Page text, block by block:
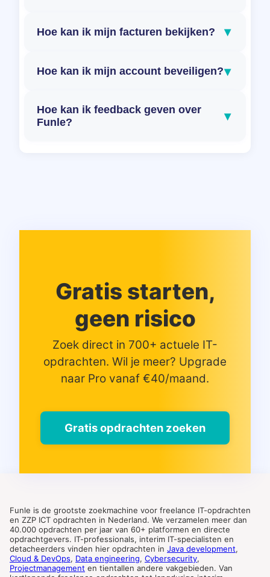
Hoe kan ik mijn facturen bekijken? ▾
Hoe kan ik mijn account beveiligen?▾
Hoe kan ik feedback geven over
Funle?
▾
Gratis starten,
geen risico
Zoek direct in 700+ actuele IT-
opdrachten. Wil je meer? Upgrade
naar Pro vanaf €40/maand.
Gratis opdrachten zoeken
Funle is de grootste zoekmachine voor freelance IT-opdrachten
en ZZP ICT opdrachten in Nederland. We verzamelen meer dan
40.000 opdrachten per jaar van 60+ platformen en directe
opdrachtgevers. IT-professionals, interim IT-specialisten en
detacheerders vinden hier opdrachten in Java development,
Cloud & DevOps, Data engineering, Cybersecurity,
Projectmanagement en tientallen andere vakgebieden. Van